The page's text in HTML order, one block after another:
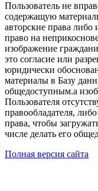
Пользователь не
содержащую
авторские права либо
право на
изображение
это согласие или
юридически
материалы в Базу
общедоступным.а
Пользователя
правообладателя,
права, чтобы
числе делать его
Полная версия сайта